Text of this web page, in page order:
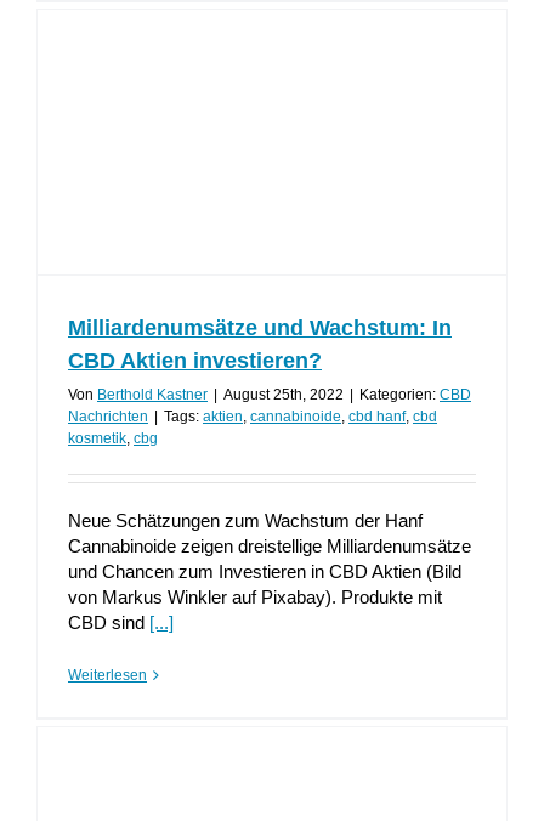
Milliardenumsätze und Wachstum: In
CBD Aktien investieren?
Von Berthold Kastner | August 25th, 2022 | Kategorien: CBD
Nachrichten | Tags: aktien cannabinoide cbd hanf, cbd
kosmetik cbg
Neue Schätzungen zum Wachstum der Hanf
Cannabinoide zeigen dreistellige Milliardenumsätze
und Chancen zum Investieren in CBD Aktien (Bild
von Markus Winkler auf Pixabay). Produkte mit
CBD sind [...]
Weiterlesen